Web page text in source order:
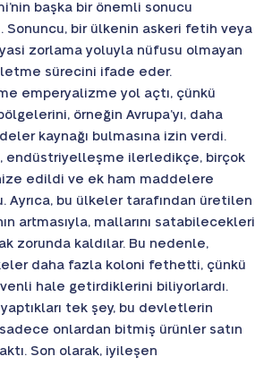
başka bir önemli sonucu
Sonuncu, bir ülkenin askeri fetih veya
zorlama yoluyla nüfusu olmayan
sürecini ifade eder.
emperyalizme yol açtı, çünkü
örneğin Avrupa’yı, daha
kaynağı bulmasına izin verdi.
endüstriyelleşme ilerledikçe, birçok
edildi ve ek ham maddelere
Ayrıca, bu ülkeler tarafından üretilen
artmasıyla, mallarını satabilecekleri
zorunda kaldılar. Bu nedenle,
daha fazla koloni fethetti, çünkü
hale getirdiklerini biliyorlardı.
yaptıkları tek şey, bu devletlerin
sadece onlardan bitmiş ürünler satın
Son olarak, iyileşen